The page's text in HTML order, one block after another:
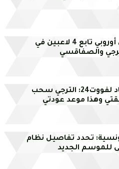
كشاف فريق أوروبي تابع 4 لاعبين في
والصفاقسي
رياض بن عياد لفووت24: الترجي سحب
وهذا موعد عودتي
تحدد تفاصيل نظام
للموسم الجديد